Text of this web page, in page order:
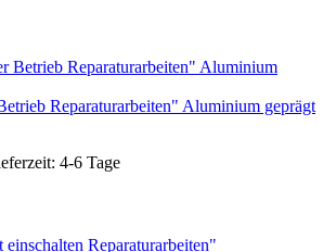
Reparaturarbeiten" Aluminium geprägt
4-6 Tage